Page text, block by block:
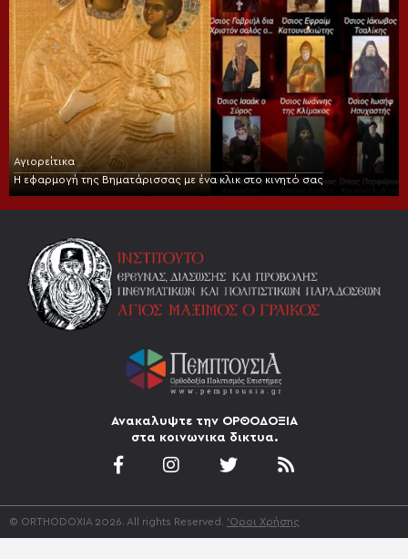
Αγιορείτικα
Η εφαρμογή της Βηματάρισσας με ένα κλικ στο κινητό σας
Ανακαλυψτε την ΟΡΘΟΔΟΞΙΑ
στα κοινωνικα δικτυα.
© ORTHODOXIA 2026. All rights Reserved. 'Οροι Χρήσης